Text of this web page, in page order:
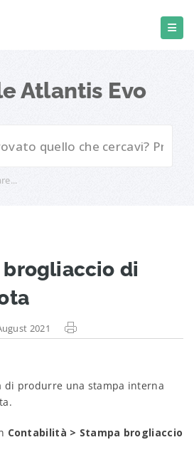
Atlantis Evo
brogliaccio di
2021
di produrre una stampa interna
Contabilità > Stampa brogliaccio